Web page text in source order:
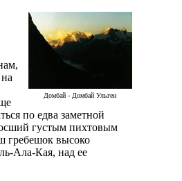
Домбай - Домбай Ульген
по едва заметной
густым пихтовым
гребешок высоко
Ала-Кая, над ее